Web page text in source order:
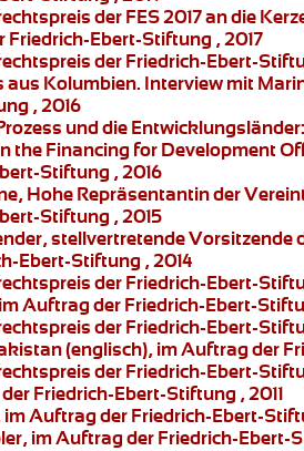
der FES 2017 an die
Friedrich-Ebert-Stiftung , 2017
der Friedrich-Ebert-
aus Kolumbien. Interview mit
, 2016
und die
the Financing for Development
Stiftung , 2016
Hohe Repräsentantin der
Stiftung , 2015
stellvertretende Vorsitzende
Ebert-Stiftung , 2014
der Friedrich-Ebert-
Auftrag der Friedrich-Ebert-
der Friedrich-Ebert-
(englisch), im Auftrag der
der Friedrich-Ebert-
Friedrich-Ebert-Stiftung , 2011
im Auftrag der Friedrich-Ebert-
, im Auftrag der Friedrich-Ebert-